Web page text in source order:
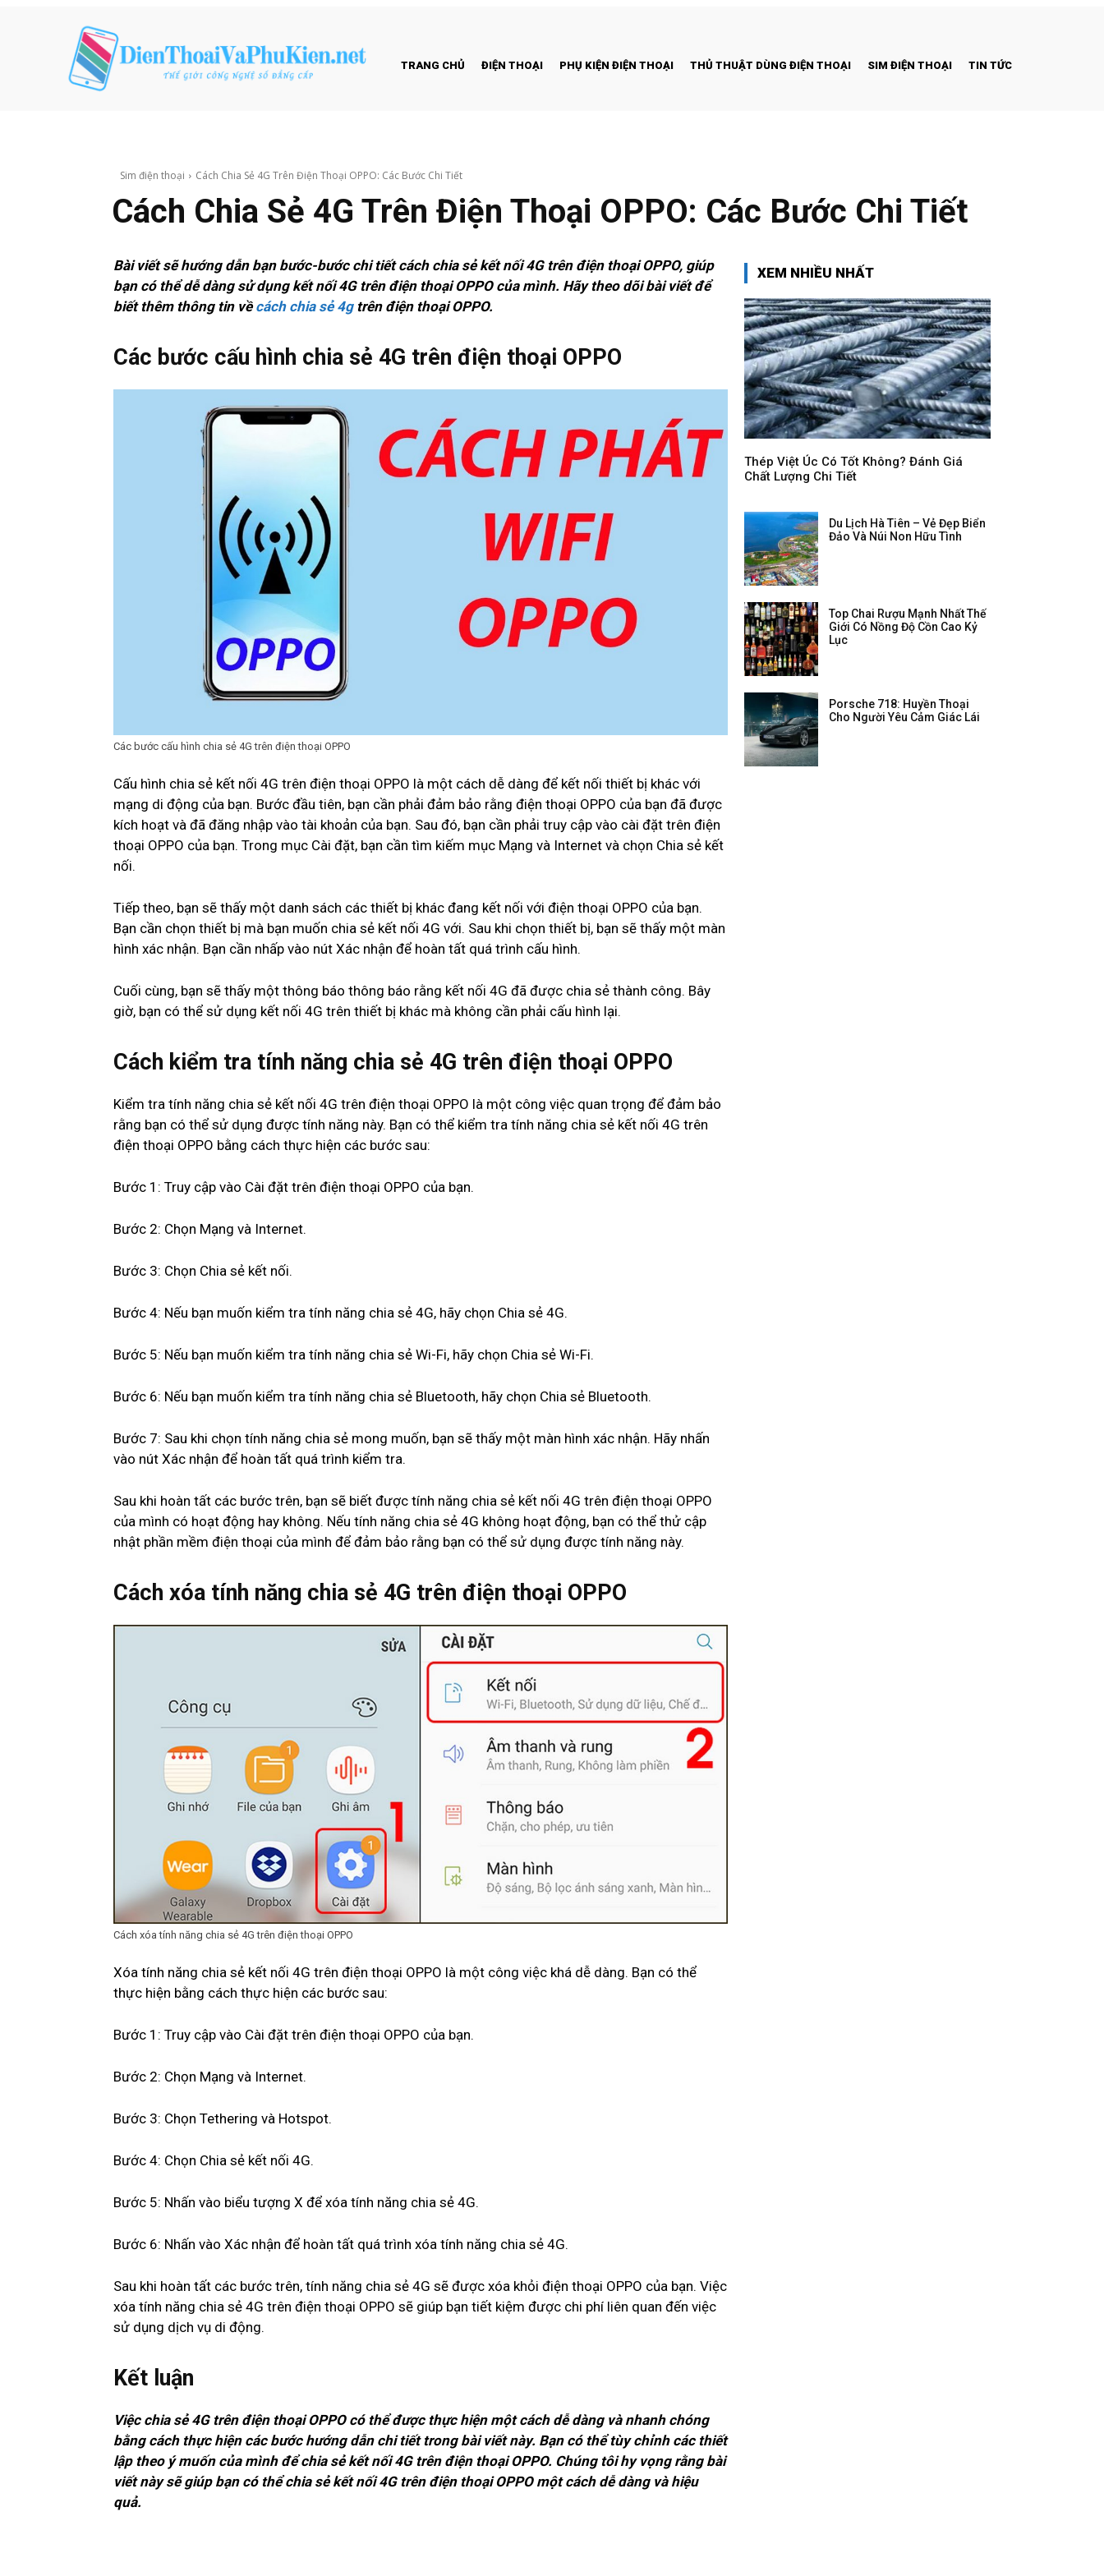
TRANG CHỦ ĐIỆN THOẠI PHỤ KIỆN ĐIỆN THOẠI THỦ THUẬT DÙNG ĐIỆN THOẠI SIM ĐIỆN THOẠI TIN TỨC
Sim điện thoại Cách Chia Sẻ 4G Trên Điện Thoại OPPO: Các Bước Chi Tiết
Cách Chia Sẻ 4G Trên Điện Thoại OPPO: Các Bước Chi Tiết
Bài viết sẽ hướng dẫn bạn bước-bước chi tiết cách chia sẻ kết nối 4G trên điện thoại OPPO, giúp
bạn có thể dễ dàng sử dụng kết nối 4G trên điện thoại OPPO của mình. Hãy theo dõi bài viết để
biết thêm thông tin vềcách chia sẻ 4gtrên điện thoại OPPO.
Các bước cấu hình chia sẻ 4G trên điện thoại OPPO
Các bước cấu hình chia sẻ 4G trên điện thoại OPPO
Cấu hình chia sẻ kết nối 4G trên điện thoại OPPO là một cách dễ dàng để kết nối thiết bị khác với
mạng di động của bạn. Bước đầu tiên, bạn cần phải đảm bảo rằng điện thoại OPPO của bạn đã được
kích hoạt và đã đăng nhập vào tài khoản của bạn. Sau đó, bạn cần phải truy cập vào cài đặt trên điện
thoại OPPO của bạn. Trong mục Cài đặt, bạn cần tìm kiếm mục Mạng và Internet và chọn Chia sẻ kết
nối.
Tiếp theo, bạn sẽ thấy một danh sách các thiết bị khác đang kết nối với điện thoại OPPO của bạn.
Bạn cần chọn thiết bị mà bạn muốn chia sẻ kết nối 4G với. Sau khi chọn thiết bị, bạn sẽ thấy một màn
hình xác nhận. Bạn cần nhấp vào nút Xác nhận để hoàn tất quá trình cấu hình.
Cuối cùng, bạn sẽ thấy một thông báo thông báo rằng kết nối 4G đã được chia sẻ thành công. Bây
giờ, bạn có thể sử dụng kết nối 4G trên thiết bị khác mà không cần phải cấu hình lại.
Cách kiểm tra tính năng chia sẻ 4G trên điện thoại OPPO
Kiểm tra tính năng chia sẻ kết nối 4G trên điện thoại OPPO là một công việc quan trọng để đảm bảo
rằng bạn có thể sử dụng được tính năng này. Bạn có thể kiểm tra tính năng chia sẻ kết nối 4G trên
điện thoại OPPO bằng cách thực hiện các bước sau:
Bước 1: Truy cập vào Cài đặt trên điện thoại OPPO của bạn.
Bước 2: Chọn Mạng và Internet.
Bước 3: Chọn Chia sẻ kết nối.
Bước 4: Nếu bạn muốn kiểm tra tính năng chia sẻ 4G, hãy chọn Chia sẻ 4G.
Bước 5: Nếu bạn muốn kiểm tra tính năng chia sẻ Wi-Fi, hãy chọn Chia sẻ Wi-Fi.
Bước 6: Nếu bạn muốn kiểm tra tính năng chia sẻ Bluetooth, hãy chọn Chia sẻ Bluetooth.
Bước 7: Sau khi chọn tính năng chia sẻ mong muốn, bạn sẽ thấy một màn hình xác nhận. Hãy nhấn
vào nút Xác nhận để hoàn tất quá trình kiểm tra.
Sau khi hoàn tất các bước trên, bạn sẽ biết được tính năng chia sẻ kết nối 4G trên điện thoại OPPO
của mình có hoạt động hay không. Nếu tính năng chia sẻ 4G không hoạt động, bạn có thể thử cập
nhật phần mềm điện thoại của mình để đảm bảo rằng bạn có thể sử dụng được tính năng này.
Cách xóa tính năng chia sẻ 4G trên điện thoại OPPO
Cách xóa tính năng chia sẻ 4G trên điện thoại OPPO
Xóa tính năng chia sẻ kết nối 4G trên điện thoại OPPO là một công việc khá dễ dàng. Bạn có thể
thực hiện bằng cách thực hiện các bước sau:
Bước 1: Truy cập vào Cài đặt trên điện thoại OPPO của bạn.
Bước 2: Chọn Mạng và Internet.
Bước 3: Chọn Tethering và Hotspot.
Bước 4: Chọn Chia sẻ kết nối 4G.
Bước 5: Nhấn vào biểu tượng X để xóa tính năng chia sẻ 4G.
Bước 6: Nhấn vào Xác nhận để hoàn tất quá trình xóa tính năng chia sẻ 4G.
Sau khi hoàn tất các bước trên, tính năng chia sẻ 4G sẽ được xóa khỏi điện thoại OPPO của bạn. Việc
xóa tính năng chia sẻ 4G trên điện thoại OPPO sẽ giúp bạn tiết kiệm được chi phí liên quan đến việc
sử dụng dịch vụ di động.
Kết luận
Việc chia sẻ 4G trên điện thoại OPPO có thể được thực hiện một cách dễ dàng và nhanh chóng
bằng cách thực hiện các bước hướng dẫn chi tiết trong bài viết này. Bạn có thể tùy chỉnh các thiết
lập theo ý muốn của mình để chia sẻ kết nối 4G trên điện thoại OPPO. Chúng tôi hy vọng rằng bài
viết này sẽ giúp bạn có thể chia sẻ kết nối 4G trên điện thoại OPPO một cách dễ dàng và hiệu
quả.
XEM NHIỀU NHẤT
Thép Việt Úc Có Tốt Không? Đánh Giá
Chất Lượng Chi Tiết
Du Lịch Hà Tiên – Vẻ Đẹp Biển
Đảo Và Núi Non Hữu Tình
Top Chai Rượu Mạnh Nhất Thế
Giới Có Nồng Độ Cồn Cao Kỷ
Lục
Porsche 718: Huyền Thoại
Cho Người Yêu Cảm Giác Lái